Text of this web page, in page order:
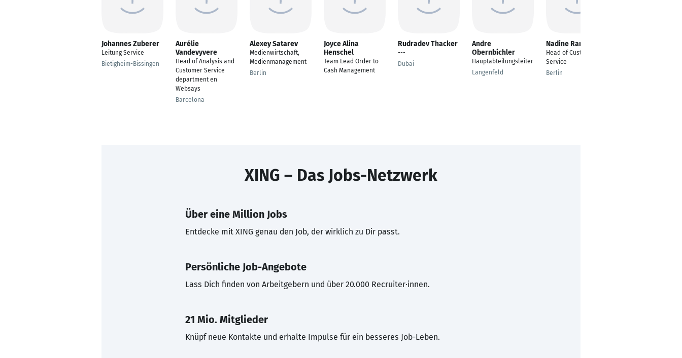
Johannes Zuberer
Leitung Service
Bietigheim-Bissingen
Aurélie
Vandevyvere
Head of Analysis and
Customer Service
department en
Websays
Barcelona
Alexey Satarev
Medienwirtschaft,
Medienmanagement
Berlin
Joyce Alina
Henschel
Team Lead Order to
Cash Management
Rudradev Thacker
---
Dubai
Andre
Obernbichler
Hauptabteilungsleiter
Langenfeld
Nadine Rank
Head of Customer
Service
Berlin
XING – Das Jobs-Netzwerk
Über eine Million Jobs
Entdecke mit XING genau den Job, der wirklich zu Dir passt.
Persönliche Job-Angebote
Lass Dich finden von Arbeitgebern und über 20.000 Recruiter·innen.
21 Mio. Mitglieder
Knüpf neue Kontakte und erhalte Impulse für ein besseres Job-Leben.